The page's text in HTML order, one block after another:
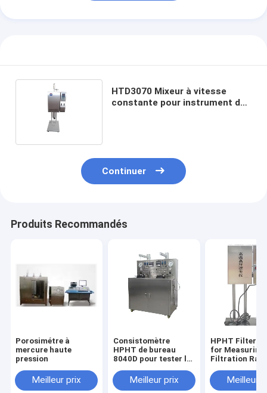
HTD3070 Mixeur à vitesse
constante pour instrument de
Continuer
Produits Recommandés
Porosimétre à
mercure haute
pression
Meilleur prix
Consistomètre
HPHT de bureau
8040D pour tester le
d'épaississement des
coulis
Meilleur prix
HPHT Filter
for Measuring
Filtration
HeatMeilleur